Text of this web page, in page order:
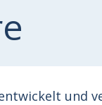
und